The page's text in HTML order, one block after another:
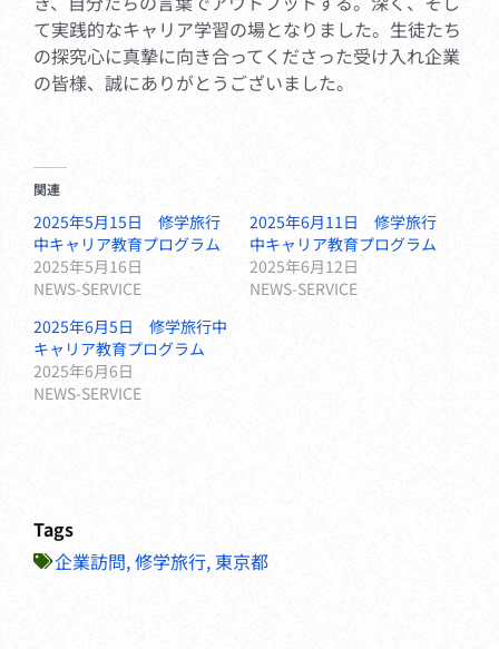
て実践的なキャリア学習の場となりました。生徒たち
の探究心に真摯に向き合ってくださった受け入れ企業
の皆様、誠にありがとうございました。
関連
2025年5月15日 修学旅行
中キャリア教育プログラム
2025年5月16日
NEWS-SERVICE
2025年6月11日 修学旅行
中キャリア教育プログラム
2025年6月12日
NEWS-SERVICE
2025年6月5日 修学旅行中
キャリア教育プログラム
2025年6月6日
NEWS-SERVICE
Tags
企業訪問,修学旅行, 東京都